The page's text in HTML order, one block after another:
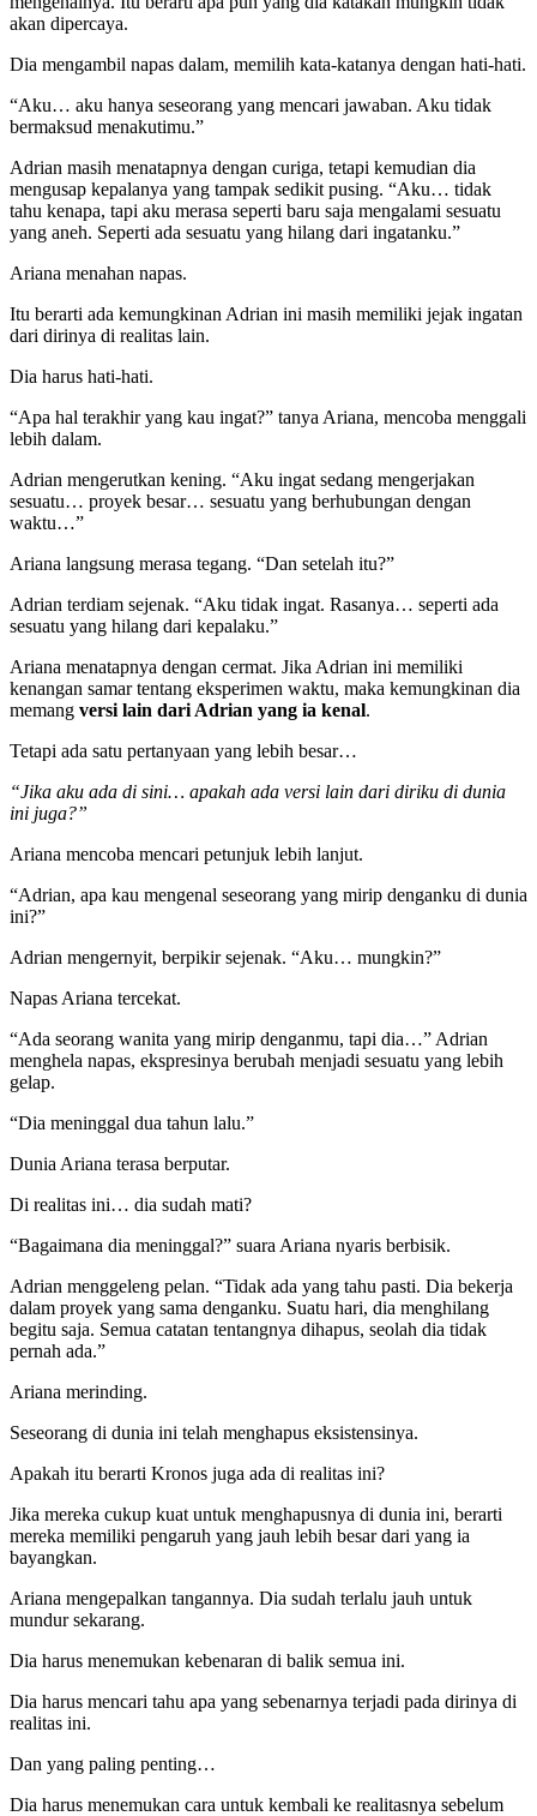
akan dipercaya.
Dia mengambil napas dalam, memilih kata-katanya dengan hati-hati.
“Aku… aku hanya seseorang yang mencari jawaban. Aku tidak
bermaksud menakutimu.”
Adrian masih menatapnya dengan curiga, tetapi kemudian dia
mengusap kepalanya yang tampak sedikit pusing. “Aku… tidak
tahu kenapa, tapi aku merasa seperti baru saja mengalami sesuatu
yang aneh. Seperti ada sesuatu yang hilang dari ingatanku.”
Ariana menahan napas.
Itu berarti ada kemungkinan Adrian ini masih memiliki jejak ingatan
dari dirinya di realitas lain.
Dia harus hati-hati.
“Apa hal terakhir yang kau ingat?” tanya Ariana, mencoba menggali
lebih dalam.
Adrian mengerutkan kening. “Aku ingat sedang mengerjakan
sesuatu… proyek besar… sesuatu yang berhubungan dengan
waktu…”
Ariana langsung merasa tegang. “Dan setelah itu?”
Adrian terdiam sejenak. “Aku tidak ingat. Rasanya… seperti ada
sesuatu yang hilang dari kepalaku.”
Ariana menatapnya dengan cermat. Jika Adrian ini memiliki
kenangan samar tentang eksperimen waktu, maka kemungkinan dia
memang versi lain dari Adrian yang ia kenal.
Tetapi ada satu pertanyaan yang lebih besar…
“Jika aku ada di sini… apakah ada versi lain dari diriku di dunia
ini juga?”
Ariana mencoba mencari petunjuk lebih lanjut.
“Adrian, apa kau mengenal seseorang yang mirip denganku di dunia
ini?”
Adrian mengernyit, berpikir sejenak. “Aku… mungkin?”
Napas Ariana tercekat.
“Ada seorang wanita yang mirip denganmu, tapi dia…” Adrian
menghela napas, ekspresinya berubah menjadi sesuatu yang lebih
gelap.
“Dia meninggal dua tahun lalu.”
Dunia Ariana terasa berputar.
Di realitas ini… dia sudah mati?
“Bagaimana dia meninggal?” suara Ariana nyaris berbisik.
Adrian menggeleng pelan. “Tidak ada yang tahu pasti. Dia bekerja
dalam proyek yang sama denganku. Suatu hari, dia menghilang
begitu saja. Semua catatan tentangnya dihapus, seolah dia tidak
pernah ada.”
Ariana merinding.
Seseorang di dunia ini telah menghapus eksistensinya.
Apakah itu berarti Kronos juga ada di realitas ini?
Jika mereka cukup kuat untuk menghapusnya di dunia ini, berarti
mereka memiliki pengaruh yang jauh lebih besar dari yang ia
bayangkan.
Ariana mengepalkan tangannya. Dia sudah terlalu jauh untuk
mundur sekarang.
Dia harus menemukan kebenaran di balik semua ini.
Dia harus mencari tahu apa yang sebenarnya terjadi pada dirinya di
realitas ini.
Dan yang paling penting…
Dia harus menemukan cara untuk kembali ke realitasnya sebelum